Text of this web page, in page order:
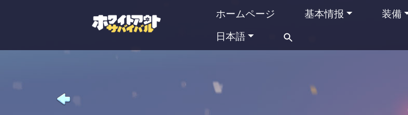
ホームページ 基本情报 装備
日本語